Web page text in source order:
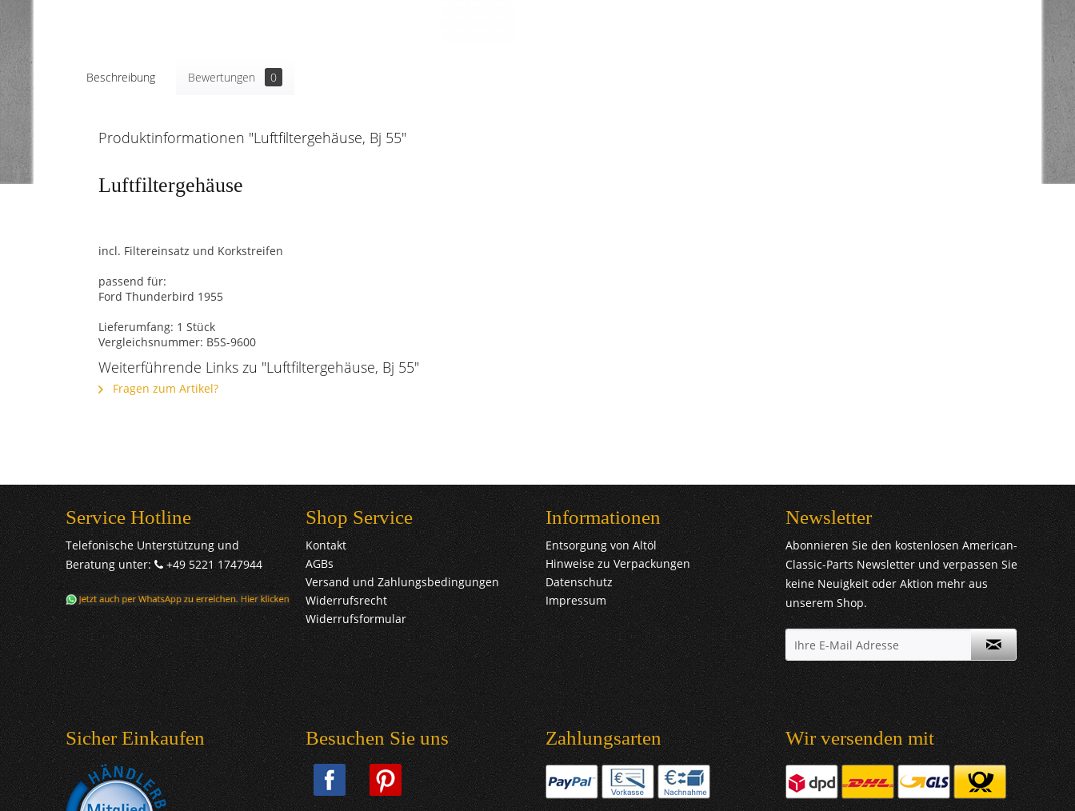
Beschreibung Bewertungen 0
Produktinformationen "Luftfiltergehäuse, Bj 55"
Luftfiltergehäuse
incl. Filtereinsatz und Korkstreifen
passend für:
Ford Thunderbird 1955
Lieferumfang: 1 Stück
Vergleichsnummer: B5S-9600
Weiterführende Links zu "Luftfiltergehäuse, Bj 55"
Fragen zum Artikel?
Service Hotline
Telefonische Unterstützung und
Beratung unter:
+49 5221 1747944
Shop Service
Kontakt
AGBs
Versand und Zahlungsbedingungen
Widerrufsrecht
Widerrufsformular
Informationen
Entsorgung von Altöl
Hinweise zu Verpackungen
Datenschutz
Impressum
Newsletter
Abonnieren Sie den kostenlosen American-
Classic-Parts Newsletter und verpassen Sie
keine Neuigkeit oder Aktion mehr aus
unserem Shop.
Sicher Einkaufen Besuchen Sie uns Zahlungsarten Wir versenden mit